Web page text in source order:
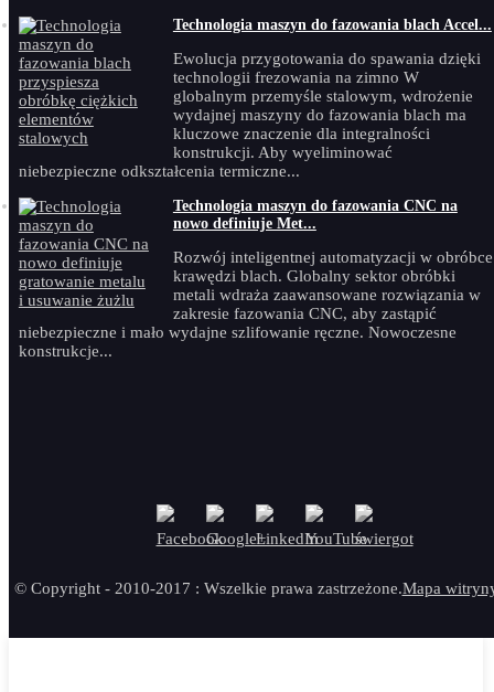
Technologia maszyn do fazowania blach Accel...
Ewolucja przygotowania do spawania dzięki
technologii frezowania na zimno W
globalnym przemyśle stalowym, wdrożenie
wydajnej maszyny do fazowania blach ma
kluczowe znaczenie dla integralności
konstrukcji. Aby wyeliminować
niebezpieczne odkształcenia termiczne...
Technologia maszyn do fazowania CNC na
nowo definiuje Met...
Rozwój inteligentnej automatyzacji w obróbce
krawędzi blach. Globalny sektor obróbki
metali wdraża zaawansowane rozwiązania w
zakresie fazowania CNC, aby zastąpić
niebezpieczne i mało wydajne szlifowanie ręczne. Nowoczesne
konstrukcje...
© Copyright - 2010-2017 : Wszelkie prawa zastrzeżone.Mapa